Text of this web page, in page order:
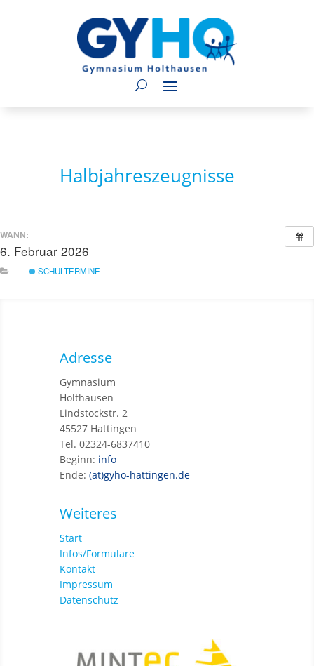
Halbjahreszeugnisse
WANN:
6. Februar 2026
SCHULTERMINE
Adresse
Gymnasium
Holthausen
Lindstockstr. 2
45527 Hattingen
Tel. 02324-6837410
Beginn: info
Ende: (at)gyho-hattingen.de
Weiteres
Start
Infos/Formulare
Kontakt
Impressum
Datenschutz